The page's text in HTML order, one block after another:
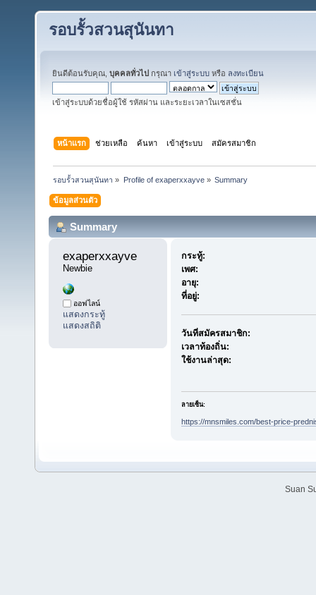
รอบรั้วสวนสุนันทา
ยินดีต้อนรับคุณ, บุคคลทั่วไป กรุณา เข้าสู่ระบบ หรือ ลงทะเบียน
เข้าสู่ระบบด้วยชื่อผู้ใช้ รหัสผ่าน และระยะเวลาในเซสชั่น
หน้าแรก ช่วยเหลือ ค้นหา เข้าสู่ระบบ สมัครสมาชิก
รอบรั้วสวนสุนันทา » Profile of exaperxxayve» Summary
ข้อมูลส่วนตัว
Summary
exaperxxayve
Newbie
ออฟไลน์
แสดงกระทู้
แสดงสถิติ
กระทู้:
เพศ:
อายุ:
ที่อยู่:
วันที่สมัครสมาชิก:
เวลาท้องถิ่น:
ใช้งานล่าสุด:
ลายเซ็น:
https://mnsmiles.com/best-price-
Suan